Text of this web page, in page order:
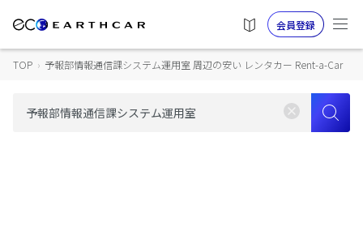
会員登録
TOP › 予報部情報通信課システム運用室 周辺の安い レンタカー Rent-a-Car